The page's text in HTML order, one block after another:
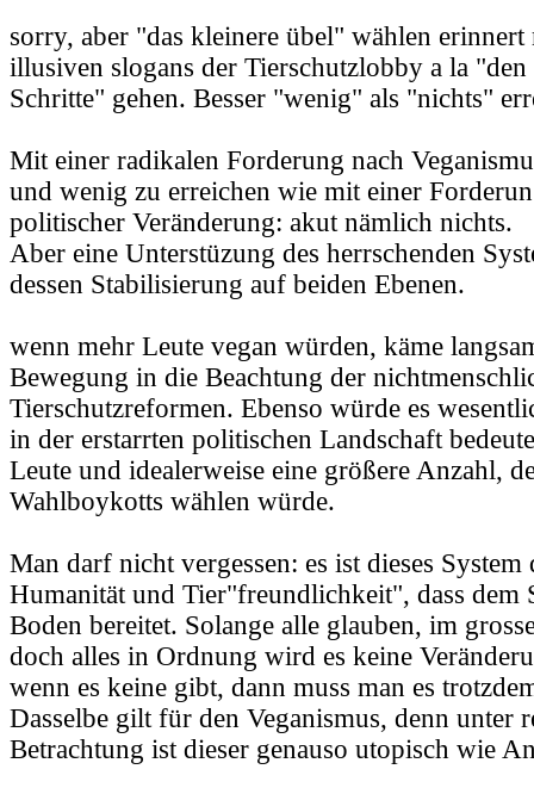
sorry, aber "das kleinere übel" wählen
illusiven slogans der Tierschutzlobby a la
Schritte" gehen. Besser "wenig" als "nichts"
Mit einer radikalen Forderung nach
und wenig zu erreichen wie mit einer
politischer Veränderung: akut nämlich nichts.
Aber eine Unterstüzung des herrschenden
dessen Stabilisierung auf beiden Ebenen.
wenn mehr Leute vegan würden, käme
Bewegung in die Beachtung der
Tierschutzreformen. Ebenso würde es
in der erstarrten politischen Landschaft
Leute und idealerweise eine größere Anzahl,
Wahlboykotts wählen würde.
Man darf nicht vergessen: es ist dieses System
Humanität und Tier"freundlichkeit", dass dem
Boden bereitet. Solange alle glauben, im
doch alles in Ordnung wird es keine
wenn es keine gibt, dann muss man es
Dasselbe gilt für den Veganismus, denn unter
Betrachtung ist dieser genauso utopisch wie